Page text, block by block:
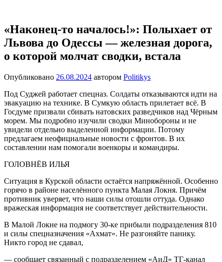
содержимому
один
сайт
на
«Наконец-то началось!»: Полыхает от
Львова до Одессы — железная дорога,
о которой молчат сводки, встала
Опубликовано 26.08.2024 автором Politikys
Под Суджей работает спецназ. Солдаты отказываются идти на
эвакуацию на технике. В Сумкую область прилетает всё. В
Госдуме призвали сбивать натовских разведчиков над Чёрным
морем. Мы подробно изучили сводки Минобороны и не
увидели отдельно выделенной информации. Потому
предлагаем неофициальные новости с фронтов. В их
составлении нам помогали военкоры и командиры.
ГОЛОВНЁВ ИЛЬЯ
Ситуация в Курской области остаётся напряжённой. Особенно
горячо в районе населённого пункта Малая Локня. Причём
противник уверяет, что наши силы отошли оттуда. Однако
вражеская информация не соответствует действительности.
В Малой Локне на подмогу 30-ке прибыли подразделения 810
и силы спецназначения «Ахмат». Не разгоняйте панику.
Никто город не сдавал,
— сообщает связанный с подразделением «АиД» ТГ-канал